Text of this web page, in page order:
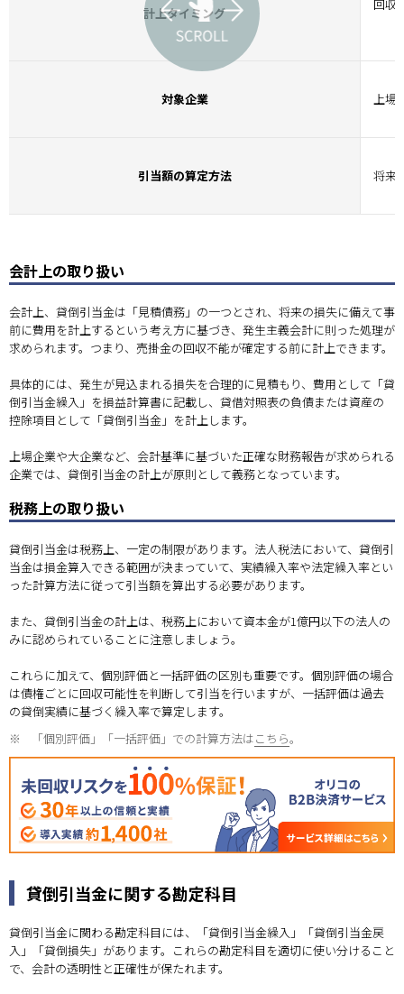
計上タイミング
回収
対象企業 上場
引当額の算定方法 将来
会計上の取り扱い
会計上、貸倒引当金は「見積債務」の一つとされ、将来の損失に備えて事
前に費用を計上するという考え方に基づき、発生主義会計に則った処理が
求められます。つまり、売掛金の回収不能が確定する前に計上できます。
具体的には、発生が見込まれる損失を合理的に見積もり、費用として「貸
倒引当金繰入」を損益計算書に記載し、貸借対照表の負債または資産の
控除項目として「貸倒引当金」を計上します。
上場企業や大企業など、会計基準に基づいた正確な財務報告が求められる
企業では、貸倒引当金の計上が原則として義務となっています。
税務上の取り扱い
貸倒引当金は税務上、一定の制限があります。法人税法において、貸倒引
当金は損金算入できる範囲が決まっていて、実績繰入率や法定繰入率とい
った計算方法に従って引当額を算出する必要があります。
また、貸倒引当金の計上は、税務上において資本金が1億円以下の法人の
みに認められていることに注意しましょう。
これらに加えて、個別評価と一括評価の区別も重要です。個別評価の場合
は債権ごとに回収可能性を判断して引当を行いますが、一括評価は過去
の貸倒実績に基づく繰入率で算定します。
※
「個別評価」「一括評価」での計算方法はこちら。
貸倒引当金に関する勘定科目
貸倒引当金に関わる勘定科目には、「貸倒引当金繰入」「貸倒引当金戻
入」「貸倒損失」があります。これらの勘定科目を適切に使い分けること
で、会計の透明性と正確性が保たれます。